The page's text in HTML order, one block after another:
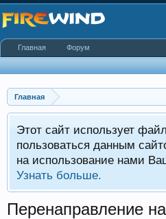
Главная
Этот сайт использует
пользоваться данным
на использование нами
Узнать больше.
Перенаправление
Главная Форум